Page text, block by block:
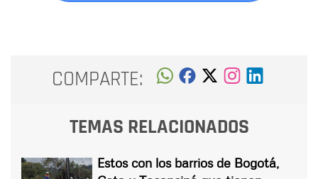
COMPARTE:
TEMAS RELACIONADOS
Estos con los barrios de Bogotá,